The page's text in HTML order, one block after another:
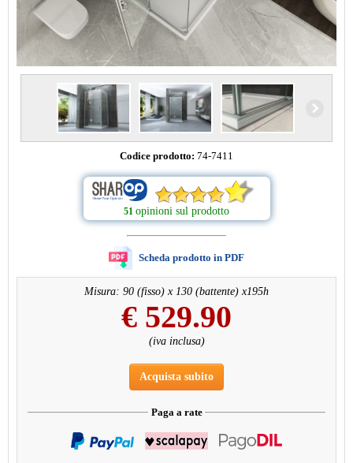
Codice prodotto: 74-7411
51 opinioni sul prodotto
Scheda prodotto in PDF
Misura: 90 (fisso) x 130 (battente) x195h
€ 529.90
(iva inclusa)
Acquista subito
Paga a rate